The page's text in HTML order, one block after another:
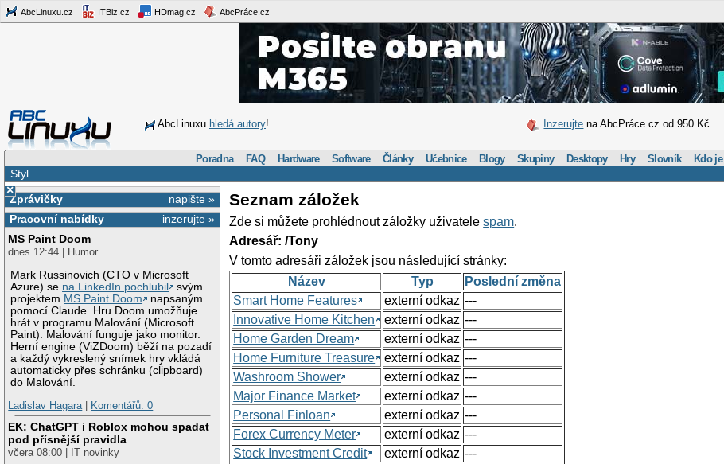
AbcLinuxu.cz ITBiz.cz HDmag.cz AbcPráce.cz
AbcLinuxu hledá autory! Inzerujte na AbcPráce.cz od 950 Kč
Poradna FAQ Hardware Software Články Učebnice Blogy Skupiny Desktopy Hry Slovník Kdo je
Styl
×
napište »
Zprávičky
inzerujte »
Pracovní nabídky
MS Paint Doom
dnes 12:44 | Humor
Mark Russinovich (CTO v Microsoft
Azure) se na LinkedIn pochlubil
svým
projektem MS Paint Doom
napsaným
pomocí Claude. Hru Doom umožňuje
hrát v programu Malování (Microsoft
Paint). Malování funguje jako monitor.
Herní engine (ViZDoom) běží na pozadí
a každý vykreslený snímek hry vkládá
automaticky přes schránku (clipboard)
do Malování.
Ladislav Hagara| Komentářů: 0
EK: ChatGPT i Roblox mohou spadat
pod přísnější pravidla
včera 08:00 | IT novinky
Seznam záložek
Zde si můžete prohlédnout záložky uživatelespam.
Adresář: /Tony
V tomto adresáři záložek jsou následující stránky:
Název
Typ
Poslední změna
Smart Home Features
externí odkaz ---
Innovative Home Kitchen
externí odkaz ---
Home Garden Dream
externí odkaz ---
Home Furniture Treasure
externí odkaz ---
Washroom Shower
externí odkaz ---
Major Finance Market
externí odkaz ---
Personal Finloan
externí odkaz ---
Forex Currency Meter
externí odkaz ---
Stock Investment Credit
externí odkaz ---